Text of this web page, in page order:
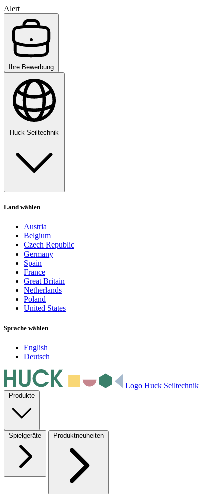
Alert
Ihre Bewerbung
Huck Seiltechnik
Land wählen
Austria
Belgium
Czech Republic
Germany
Spain
France
Great Britain
Netherlands
Poland
United States
Sprache wählen
English
Deutsch
Logo Huck Seiltechnik
Produkte
Spielgeräte Produktneuheiten